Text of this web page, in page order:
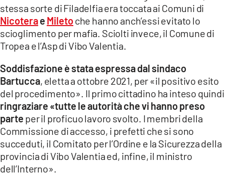
stessa sorte di Filadelfia era toccata ai Comuni di
Nicoterae Miletoche hanno anch’essi evitato lo
scioglimento per mafia. Sciolti invece, il Comune di
Tropea e l’Asp di Vibo Valentia.
Soddisfazione è stata espressa dal sindaco
Bartucca, eletta a ottobre 2021, per «il positivo esito
del procedimento». Il primo cittadino ha inteso quindi
ringraziare «tutte le autorità che vi hanno preso
parte per il proficuo lavoro svolto. I membri della
Commissione di accesso, i prefetti che si sono
succeduti, il Comitato per l’Ordine e la Sicurezza della
provincia di Vibo Valentia ed, infine, il ministro
dell’Interno».